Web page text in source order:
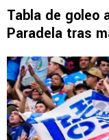
Tabla de goleo
Paradela tras